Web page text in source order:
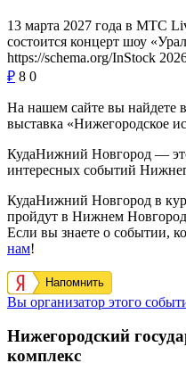
13 марта 2027 года в МТС
состоится концерт шоу
https://schema.org/InStock
₽ 8 0
На нашем сайте вы
выставка «Нижегородское
КудаНижний Новгород —
интересных событий
КудаНижний Новгород в
пройдут в Нижнем
Если вы знаете о событии,
нам!
Напомнить
Вы организатор этого
Нижегородский
комплекс